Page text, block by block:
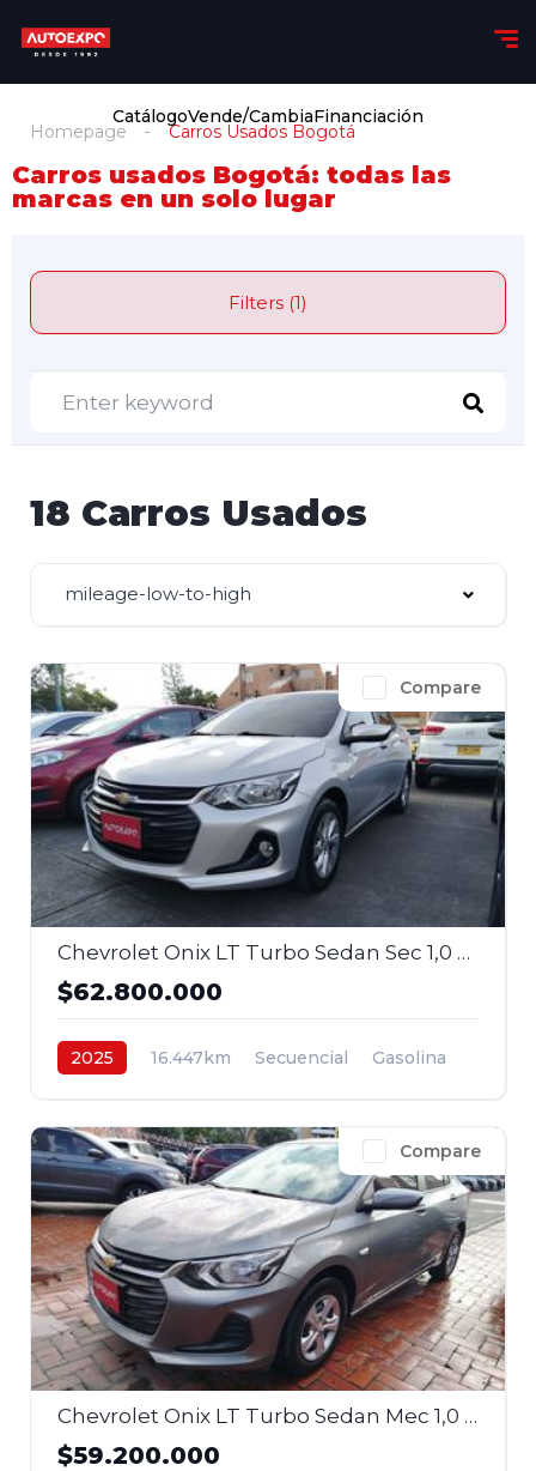
CatálogoVende/CambiaFinanciación
Homepage Carros Usados Bogotá
Carros usados Bogotá: todas las
marcas en un solo lugar
Filters (1)
18 Carros Usados
mileage-low-to-high
Compare
Chevrolet Onix LT Turbo Sedan Sec 1,0 2025
$62.800.000
2025 16.447km Secuencial
Gasolina
Compare
Chevrolet Onix LT Turbo Sedan Mec 1,0 2025
$59.200.000